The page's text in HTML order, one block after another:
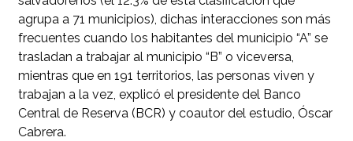
agrupa a 71 municipios), dichas interacciones son más
frecuentes cuando los habitantes del municipio “A” se
trasladan a trabajar al municipio “B” o viceversa,
mientras que en 191 territorios, las personas viven y
trabajan a la vez, explicó el presidente del Banco
Central de Reserva (BCR) y coautor del estudio, Óscar
Cabrera.